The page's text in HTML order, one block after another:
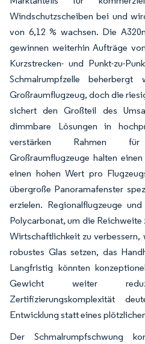
Windschutzscheiben bei und
von 6,12 % wachsen. Die
gewinnen weiterhin Aufträge
Kurzstrecken- und Punkt-zu-
Schmalrumpfzelle
Großraumflugzeug, doch die
sichert den Großteil des
dimmbare Lösungen in
verstärken Rahmen
Großraumflugzeuge halten
einen hohen Wert pro
übergroße Panoramafenster
erzielen. Regionalflugzeuge
Polycarbonat, um die Reichweite
Wirtschaftlichkeit zu verbessern,
robustes Glas setzen, das
Langfristig könnten
Gewicht weiter
Zertifizierungskomplexität
Entwicklung statt eines
Der Schmalrumpfschwung